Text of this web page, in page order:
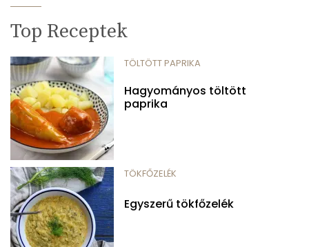
Top Receptek
TÖLTÖTT PAPRIKA
Hagyományos töltött
paprika
TÖKFŐZELÉK
Egyszerű tökfőzelék